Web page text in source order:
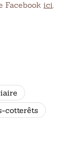
Facebook ici.
cotterêts